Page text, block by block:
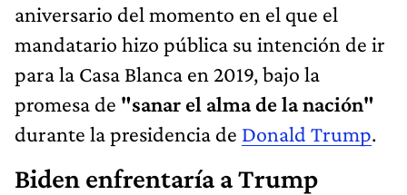
aniversario del momento en el que el
mandatario hizo pública su intención de ir
para la Casa Blanca en 2019, bajo la
promesa de "sanar el alma de la nación"
durante la presidencia de Donald Trump.
Biden enfrentaría a Trump